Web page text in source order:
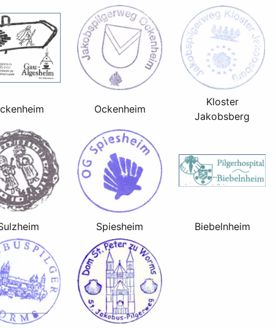
Ockenheim
Kloster
Jakobsberg
Spiesheim Biebelnheim